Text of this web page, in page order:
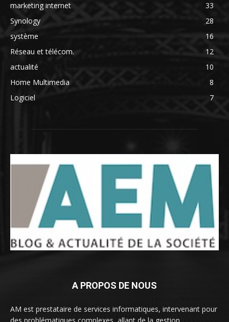
marketing internet
33
Synology
28
système
16
Réseau et télécom.
12
actualité
10
Home Multimedia
8
Logiciel
7
A PROPOS DE NOUS
AM est prestataire de services informatiques, intervenant pour